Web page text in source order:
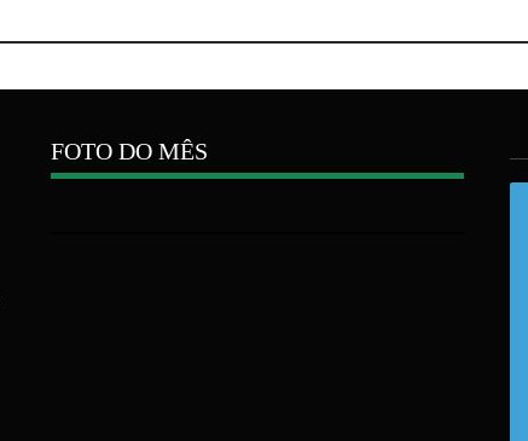
FOTO DO MÊS